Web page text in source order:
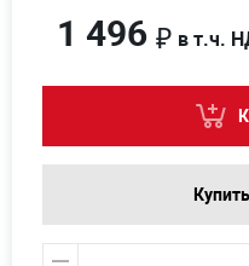
1 496 ₽ в т.ч.